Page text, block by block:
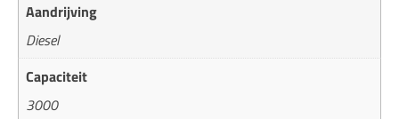
Aandrijving
Diesel
Capaciteit
3000